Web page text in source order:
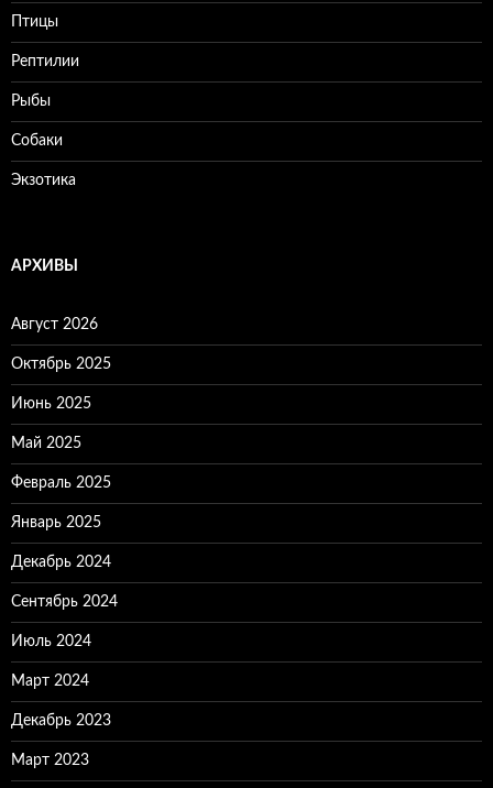
Птицы
Рептилии
Рыбы
Собаки
Экзотика
АРХИВЫ
Август 2026
Октябрь 2025
Июнь 2025
Май 2025
Февраль 2025
Январь 2025
Декабрь 2024
Сентябрь 2024
Июль 2024
Март 2024
Декабрь 2023
Март 2023